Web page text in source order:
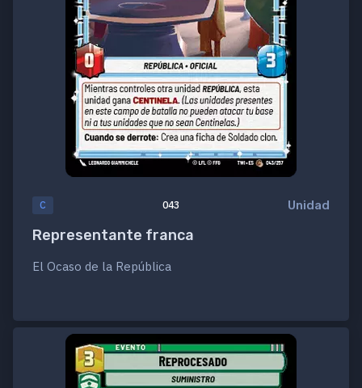
C 043 Unidad
Representante franca
El Ocaso de la República